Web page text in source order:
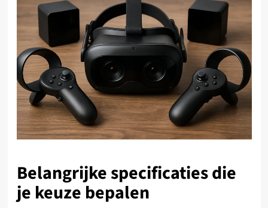
Belangrijke specificaties die
je keuze bepalen